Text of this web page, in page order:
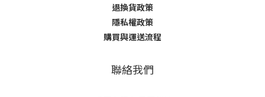
退換貨政策
隱私權政策
購買與運送流程
聯絡我們